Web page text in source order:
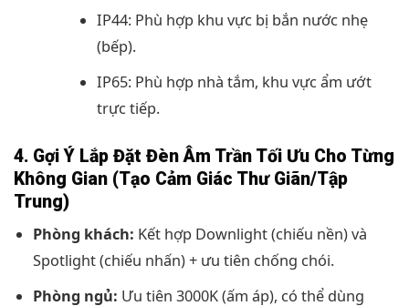
IP44: Phù hợp khu vực bị bắn nước nhẹ
(bếp).
IP65: Phù hợp nhà tắm, khu vực ẩm ướt
trực tiếp.
4. Gợi Ý Lắp Đặt Đèn Âm Trần Tối Ưu Cho Từng
Không Gian (Tạo Cảm Giác Thư Giãn/Tập
Trung)
Phòng khách: Kết hợp Downlight (chiếu nền) và
Spotlight (chiếu nhấn) + ưu tiên chống chói.
Phòng ngủ: Ưu tiên 3000K (ấm áp), có thể dùng